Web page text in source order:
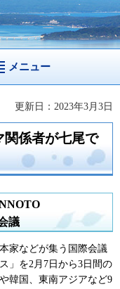
メニュー
更新日：2023年3月3日
関係者が七尾で
議
家などが集う国際会議
」を2月7日から3日間の
韓国、東南アジアなど9